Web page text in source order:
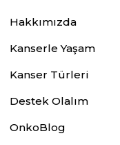
Hakkımızda
Kanserle Yaşam
Kanser Türleri
Destek Olalım
OnkoBlog